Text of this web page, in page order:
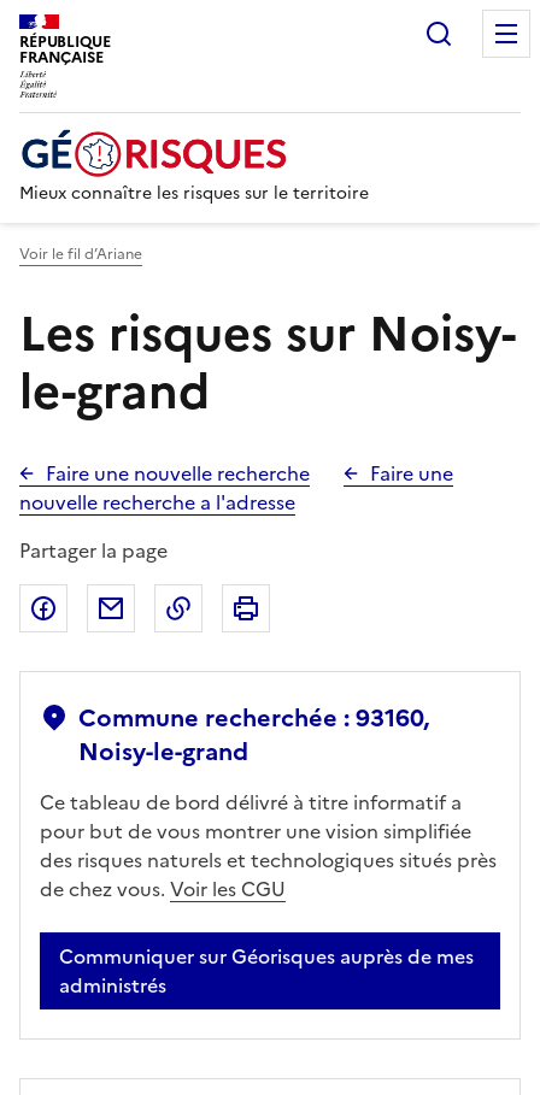
RÉPUBLIQUE
FRANÇAISE
Mieux connaître les risques sur le territoire
Voir le fil d’Ariane
Les risques sur Noisy-
le-grand
Faire une nouvelle recherche
Faire une
nouvelle recherche a l'adresse
Partager la page
Partager sur Facebook
Partager par emailCopier dans le presse-papier
Commune recherchée : 93160,
Noisy-le-grand
Ce tableau de bord délivré à titre informatif a
pour but de vous montrer une vision simplifiée
des risques naturels et technologiques situés près
de chez vous. Voir les CGU
Communiquer sur Géorisques auprès de mes
administrés